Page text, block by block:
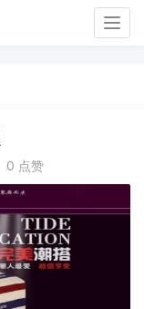
0 点赞